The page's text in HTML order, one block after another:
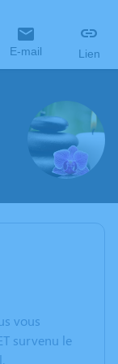
E-mail Lien
vous
survenu le